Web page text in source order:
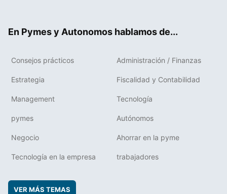
En Pymes y Autonomos hablamos de...
Consejos prácticos Administración / Finanzas
Estrategia Fiscalidad y Contabilidad
Management Tecnología
pymes Autónomos
Negocio Ahorrar en la pyme
Tecnología en la empresa trabajadores
VER MÁS TEMAS